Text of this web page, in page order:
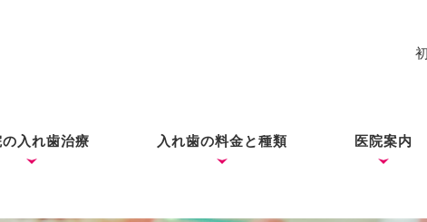
入れ歯治療 入れ歯の料金と種類 医院案内